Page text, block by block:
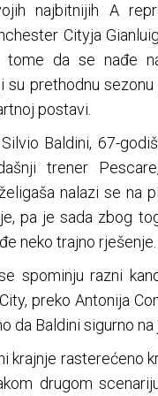
najbitnijih A
Cityja
tome da se nađe
su prethodnu
postavi.
Baldini, 67-
trener
nalazi se na
pa je sada zbog
neko trajno rješenje.
spominju razni
preko Antonija
da Baldini sigurno
krajnje rasterećeno
drugom